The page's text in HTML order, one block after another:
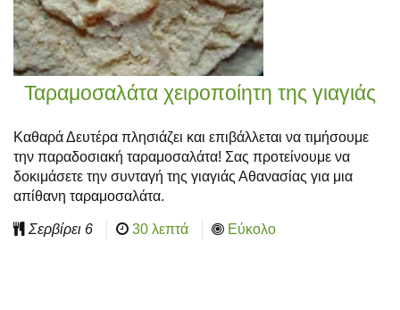
Ταραμοσαλάτα χειροποίητη της γιαγιάς
Καθαρά Δευτέρα πλησιάζει και επιβάλλεται να τιμήσουμε
την παραδοσιακή ταραμοσαλάτα! Σας προτείνουμε να
δοκιμάσετε την συνταγή της γιαγιάς Αθανασίας για μια
απίθανη ταραμοσαλάτα.
Σερβίρει 6 30 λεπτά Εύκολο